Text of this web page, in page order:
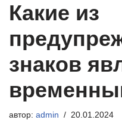
Какие из
знаков
автор: admin 20.01.2024